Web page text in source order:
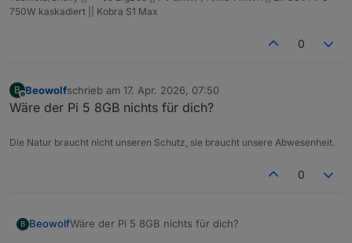
750W kaskadiert || Kobra S1 Max
0
B
Offline
Beowolfschrieb am 17. Apr. 2026, 07:50
zuletzt editiert von
Wäre der Pi 5 8GB nichts für dich?
Die Natur braucht nicht unseren Schutz, sie braucht unsere Abwesenheit.
0
B BeowolfWäre der Pi 5 8GB nichts für dich?